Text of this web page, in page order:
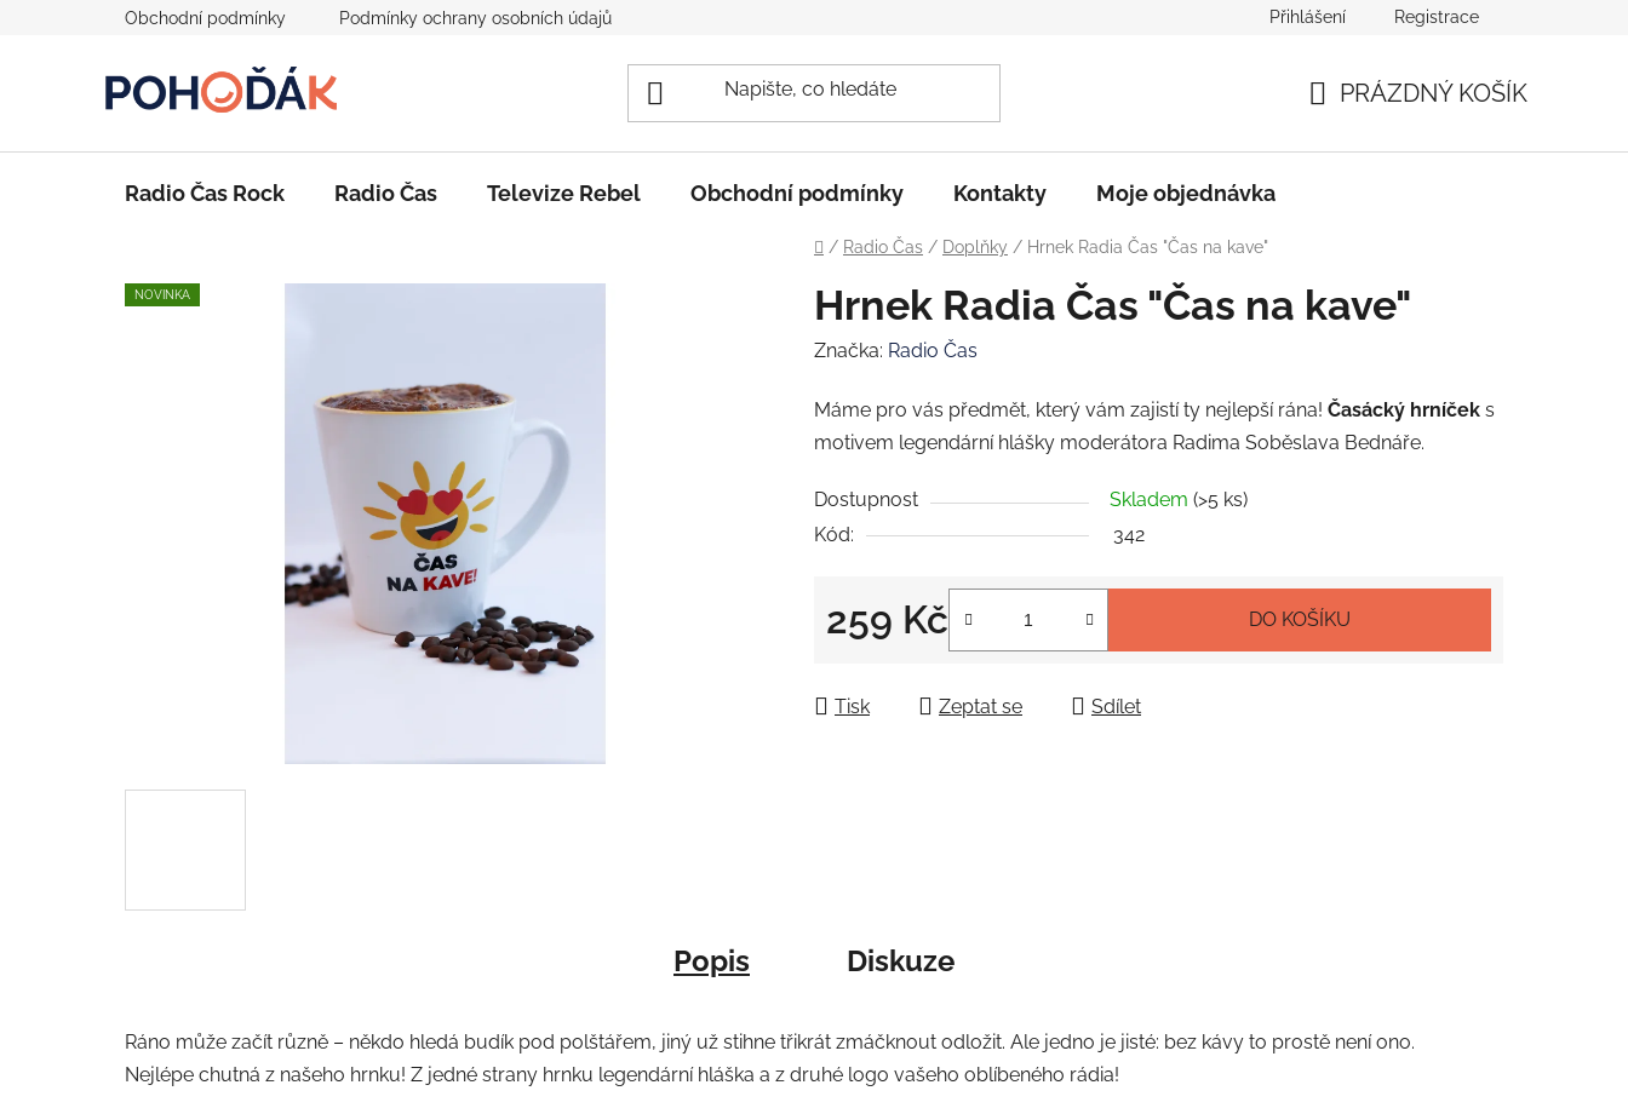
Obchodní podmínky Podmínky ochrany osobních údajů Přihlášení Registrace
PRÁZDNÝ KOŠÍK
Radio Čas Rock Radio Čas Televize Rebel Obchodní podmínky Kontakty Moje objednávka
Domů
/ Radio Čas / Doplňky / Hrnek Radia Čas "Čas na kave"
Hrnek Radia Čas "Čas na kave"
Značka: Radio Čas
Máme pro vás předmět, který vám zajistí ty nejlepší rána! Časácký hrníček s
motivem legendární hlášky moderátora Radima Soběslava Bednáře.
Dostupnost Skladem (>5 ks)
Kód:
342
259 Kč DO KOŠÍKU
Tisk Zeptat se Sdílet
NOVINKA
Popis Diskuze
Ráno může začít různě – někdo hledá budík pod polštářem, jiný už stihne třikrát zmáčknout odložit. Ale jedno je jisté: bez kávy to prostě není ono.
Nejlépe chutná z našeho hrnku! Z jedné strany hrnku legendární hláška a z druhé logo vašeho oblíbeného rádia!